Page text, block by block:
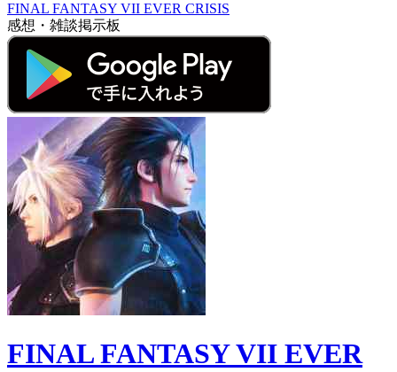
FINAL FANTASY VII EVER CRISIS
感想・雑談掲示板
FINAL FANTASY VII EVER